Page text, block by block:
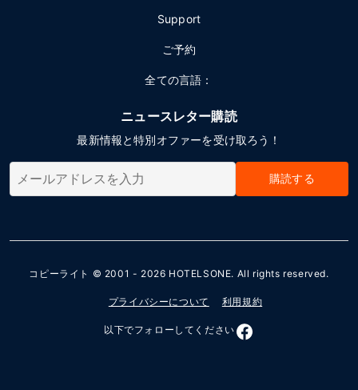
Support
ご予約
全ての言語：
ニュースレター購読
最新情報と特別オファーを受け取ろう！
購読する
コピーライト © 2001 - 2026 HOTELSONE. All rights reserved.
プライバシーについて 利用規約
以下でフォローしてください